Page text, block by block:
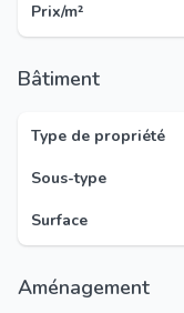
Prix/m²
Bâtiment
Type de propriété
Sous-type
Surface
Aménagement